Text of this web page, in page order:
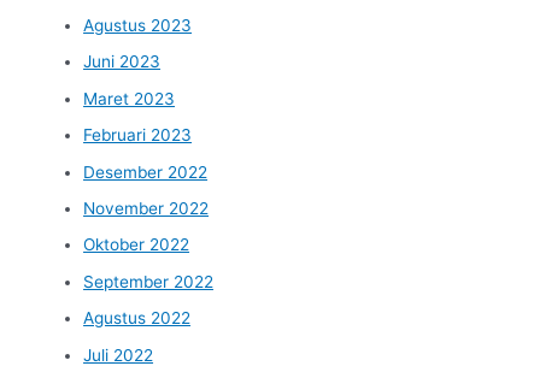
Agustus 2023
Juni 2023
Maret 2023
Februari 2023
Desember 2022
November 2022
Oktober 2022
September 2022
Agustus 2022
Juli 2022